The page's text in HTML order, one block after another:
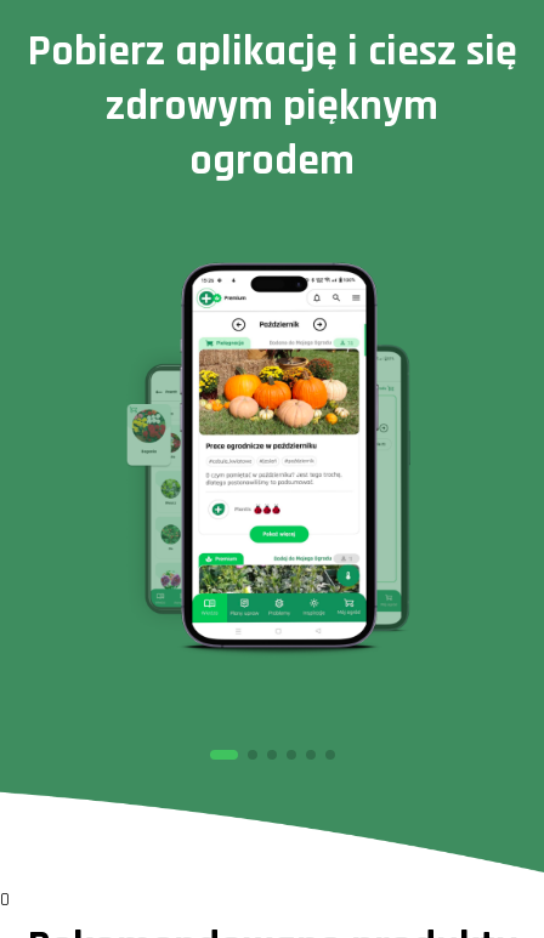
Pobierz aplikację i ciesz się
zdrowym pięknym
ogrodem
0